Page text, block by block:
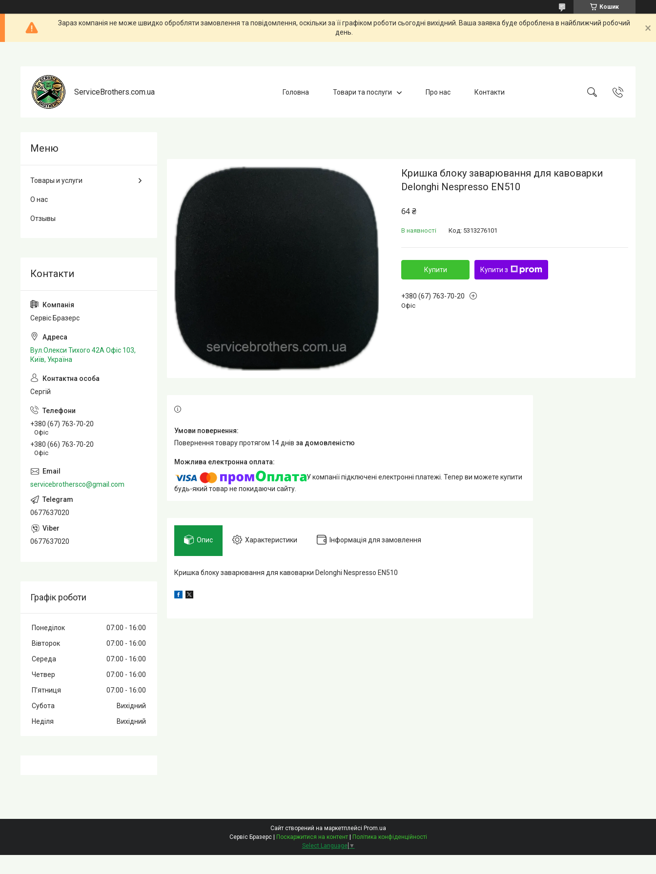
Кошик
Зараз компанія не може швидко обробляти замовлення та повідомлення, оскільки за її графіком роботи сьогодні вихідний. Ваша заявка буде оброблена в найближчий робочий
день.
ServiceBrothers.com.ua Головна Товари та послуги Про нас Контакти
Кришка блоку заварювання для кавоварки
Delonghi Nespresso EN510
64 ₴
В наявності Код: 5313276101
Купити Купити з
+380 (67) 763-70-20
Офіс
повернення товару протягом 14 днів за домовленістю
У компанії підключені електронні платежі. Тепер ви можете купити
будь-який товар не покидаючи сайту.
Опис Характеристики Інформація для замовлення
Кришка блоку заварювання для кавоварки Delonghi Nespresso EN510
Товары и услуги
О нас
Отзывы
Сервіс Бразерс
Вул.Олекси Тихого 42А Офіс 103,
Київ, Україна
Сергій
+380 (67) 763-70-20
Офіс
+380 (66) 763-70-20
Офіс
servicebrothersco@gmail.com
0677637020
0677637020
Графік роботи
Понеділок 07:00
16:00
Вівторок
07:00
16:00
Середа
07:00
16:00
Четвер
07:00
16:00
Пʼятниця
07:00
16:00
Субота
Вихідний
Неділя
Вихідний
Сайт створений на маркетплейсі Prom.ua
Сервіс Бразерс | Поскаржитися на контент | Політика конфіденційності
Select Language ▼